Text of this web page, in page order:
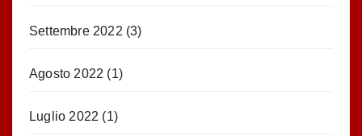
Settembre 2022 (3)
Agosto 2022 (1)
Luglio 2022 (1)